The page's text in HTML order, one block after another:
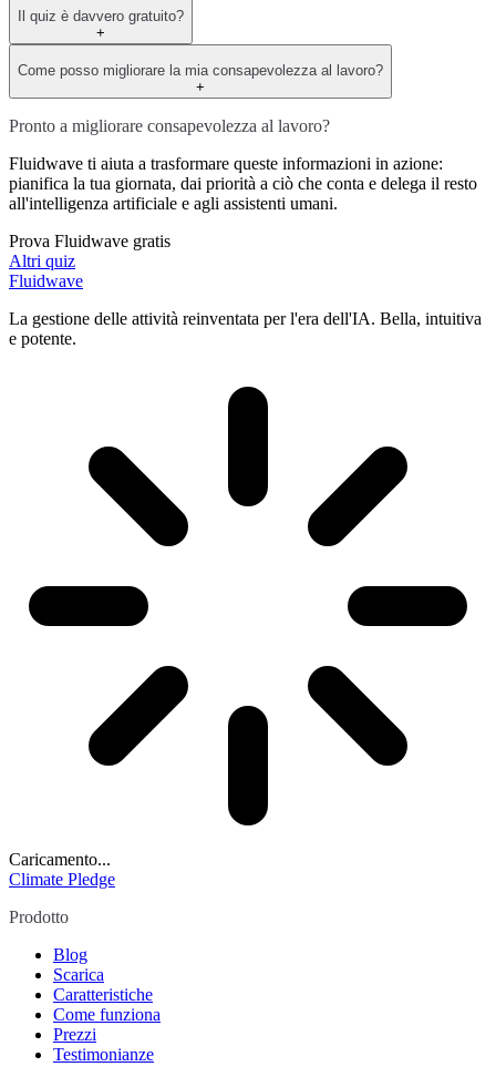
Il quiz è davvero gratuito?
+
Come posso migliorare la mia consapevolezza al lavoro?
+
Pronto a migliorare consapevolezza al lavoro?
Fluidwave ti aiuta a trasformare queste informazioni in azione:
pianifica la tua giornata, dai priorità a ciò che conta e delega il resto
all'intelligenza artificiale e agli assistenti umani.
Prova Fluidwave gratis
Altri quiz
Fluidwave
La gestione delle attività reinventata per l'era dell'IA. Bella, intuitiva
e potente.
Caricamento...
Climate Pledge
Prodotto
Blog
Scarica
Caratteristiche
Come funziona
Prezzi
Testimonianze